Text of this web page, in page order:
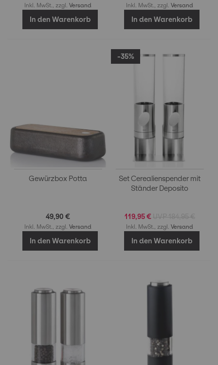
Inkl. MwSt., zzgl.Versand
In den Warenkorb
Inkl. MwSt., zzgl.Versand
In den Warenkorb
Gewürzbox Potta
49,90 €
Inkl. MwSt., zzgl.Versand
In den Warenkorb
-35%
Set Cerealienspender mit
Ständer Deposito
119,95 €
Inkl. MwSt., zzgl.Versand
In den Warenkorb